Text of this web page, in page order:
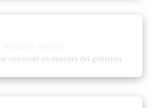
convierte en ministra del gobierno